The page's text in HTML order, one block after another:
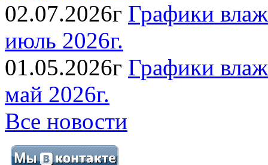
02.07.2026г Графики
июль 2026г.
01.05.2026г Графики
май 2026г.
Все новости